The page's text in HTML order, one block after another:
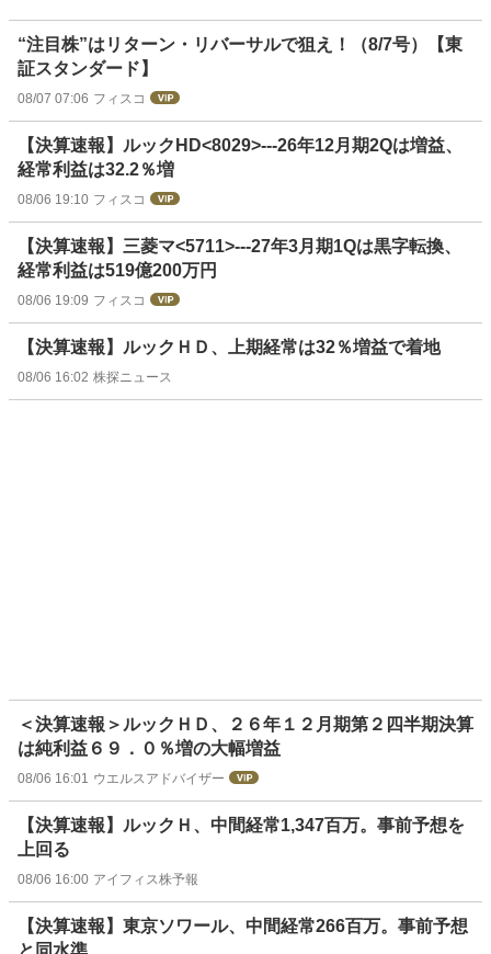
“注目株”はリターン・リバーサルで狙え！（8/7号）【東
証スタンダード】
08/07 07:06 フィスコ
【決算速報】ルックHD<8029>---26年12月期2Qは増益、
経常利益は32.2％増
08/06 19:10 フィスコ
【決算速報】三菱マ<5711>---27年3月期1Qは黒字転換、
経常利益は519億200万円
08/06 19:09 フィスコ
【決算速報】ルックＨＤ、上期経常は32％増益で着地
08/06 16:02 株探ニュース
＜決算速報＞ルックＨＤ、２６年１２月期第２四半期決算
は純利益６９．０％増の大幅増益
08/06 16:01 ウエルスアドバイザー
【決算速報】ルックＨ、中間経常1,347百万。事前予想を
上回る
08/06 16:00 アイフィス株予報
【決算速報】東京ソワール、中間経常266百万。事前予想
と同水準